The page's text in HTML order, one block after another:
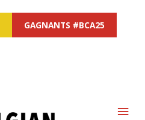
GAGNANTS #BCA25